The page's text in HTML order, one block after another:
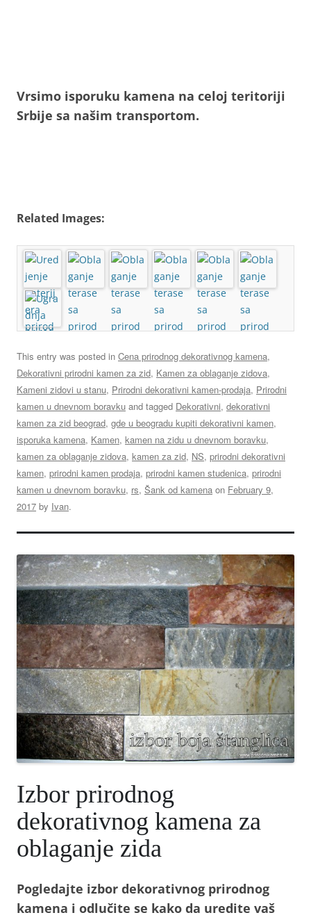
Vrsimo isporuku kamena na celoj teritoriji
Srbije sa našim transportom.
Related Images:
This entry was posted in Cena prirodnog dekorativnog kamena,
Dekorativni prirodni kamen za zid, Kamen za oblaganje zidova,
Kameni zidovi u stanu, Prirodni dekorativni kamen-prodaja, Prirodni
kamen u dnevnom boravku and tagged Dekorativni, dekorativni
kamen za zid beograd, gde u beogradu kupiti dekorativni kamen,
isporuka kamena, Kamen, kamen na zidu u dnevnom boravku,
kamen za oblaganje zidova, kamen za zid, NS, prirodni dekorativni
kamen, prirodni kamen prodaja, prirodni kamen studenica, prirodni
kamen u dnevnom boravku, rs, Šank od kamena on February 9,
2017 by Ivan.
Izbor prirodnog
dekorativnog kamena za
oblaganje zida
Pogledajte izbor dekorativnog prirodnog
kamena i odlučite se kako da uredite vaš